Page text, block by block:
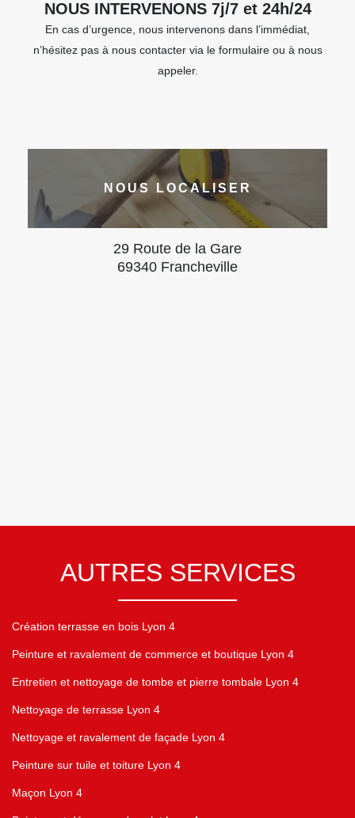
NOUS INTERVENONS 7j/7 et 24h/24
En cas d’urgence, nous intervenons dans l’immédiat,
n’hésitez pas à nous contacter via le formulaire ou à nous
appeler.
NOUS LOCALISER
29 Route de la Gare
69340 Francheville
AUTRES SERVICES
Création terrasse en bois Lyon 4
Peinture et ravalement de commerce et boutique Lyon 4
Entretien et nettoyage de tombe et pierre tombale Lyon 4
Nettoyage de terrasse Lyon 4
Nettoyage et ravalement de façade Lyon 4
Peinture sur tuile et toiture Lyon 4
Maçon Lyon 4